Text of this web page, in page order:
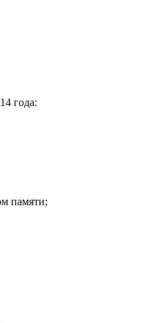
года:
памяти;